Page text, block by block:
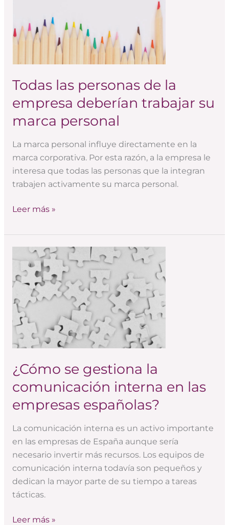
Todas las personas de la
empresa deberían trabajar su
marca personal
La marca personal influye directamente en la
marca corporativa. Por esta razón, a la empresa le
interesa que todas las personas que la integran
trabajen activamente su marca personal.
empresa
deberían
su
personal
Leer más »
¿Cómo se gestiona la
comunicación interna en las
empresas españolas?
La comunicación interna es un activo importante
en las empresas de España aunque sería
necesario invertir más recursos. Los equipos de
comunicación interna todavía son pequeños y
dedican la mayor parte de su tiempo a tareas
tácticas.
¿Cómo
gestiona
comunicación
interna
en
las
españolas?
Leer más »